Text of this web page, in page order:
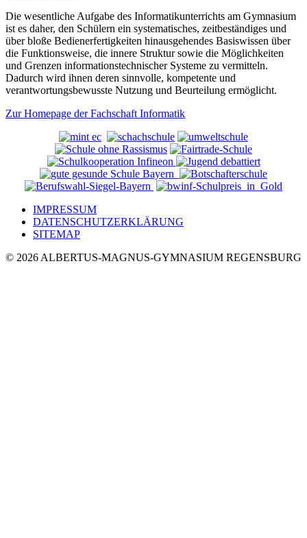
Die wesentliche Aufgabe des Informatikunterrichts am Gymnasium
ist es daher, den Schülern ein systematisches, zeitbeständiges und
über bloße Bedienerfertigkeiten hinausgehendes Basiswissen über
die Funktionsweise, die innere Struktur sowie die Möglichkeiten
und Grenzen informationstechnischer Systeme zu vermitteln.
Dadurch wird ihnen deren sinnvolle, kompetente und
verantwortungsbewusste Nutzung und Beurteilung ermöglicht.
ZurHomepage der Fachschaft Informatik
IMPRESSUM
DATENSCHUTZERKLÄRUNG
SITEMAP
© 2026 ALBERTUS-MAGNUS-GYMNASIUM REGENSBURG